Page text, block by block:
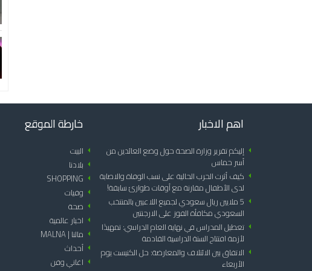
اهم الاخبار
arrow_left إليكم تقرير وزارة الصحة حول وضع العائدين من
أسر حماس
arrow_left كيف أثرت الحرب الحالية على نسب الوفاة والاصابة
لدى الأطفال مقارنة مع أوقات طوارئ سابقة!
arrow_left 5 ملايين ريال سعودي لجميع اللاعبين بالمنتخب
السعودي مكافأة الفوز على الارجنتين
arrow_left تعطيل المدراس في نهاية العام الدراسي: تمهيدًا
لأزمة افتتاح السنة الدراسية القادمة
arrow_left الاتفاق بين الائتلاف والمعارضة: حل الكنيست يوم
الأربعاء
خارطة الموقع
arrow_left البيت
arrow_left بلادنا
arrow_left
SHOPPING
arrow_left وفيات
arrow_left صحة
arrow_left اخبار عالمية
arrow_left مالنا | MALNA
arrow_leftأحداث
arrow_left اغاني وفن